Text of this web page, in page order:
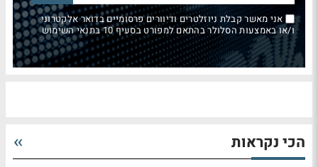
אני מאשר קבלת ניוזלטרים ודיוורים פרסומיים בדואר אלקטרוני
ו/או באמצעות הסלולר בהתאם למפורט בסעיף 10 בתנאי השימוש
הכי נקראות